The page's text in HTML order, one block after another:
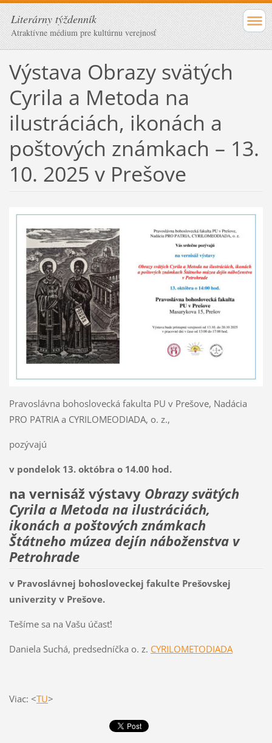
Literárny týždenník
Atraktívne médium pre kultúrnu verejnosť
Výstava Obrazy svätých
Cyrila a Metoda na
ilustráciách, ikonách a
poštových známkach – 13.
10. 2025 v Prešove
Pravoslávna bohoslovecká fakulta PU v Prešove, Nadácia
PRO PATRIA a CYRILOMEODIADA, o. z.,
pozývajú
v pondelok 13. októbra o 14.00 hod.
na vernisáž výstavy Obrazy svätých
Cyrila a Metoda na ilustráciách,
ikonách a poštových známkach
Štátneho múzea dejín náboženstva v
Petrohrade
v Pravoslávnej bohosloveckej fakulte Prešovskej
univerzity v Prešove.
Tešíme sa na Vašu účasť!
Daniela Suchá, predsedníčka o. z. CYRILOMETODIADA
Viac: <TU>